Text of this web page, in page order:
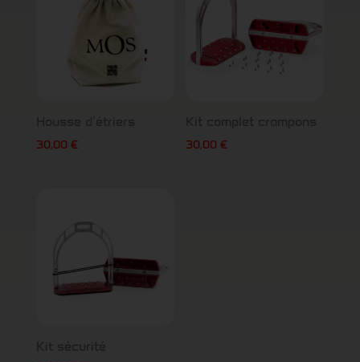
30,00 € 30,00€